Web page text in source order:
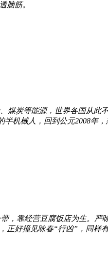
脑筋。
煤炭等能源，世界各国从此
机械人，回到公元2008年，
，靠经营豆腐饭店为生。严
正好撞见咏春“行凶”，同样